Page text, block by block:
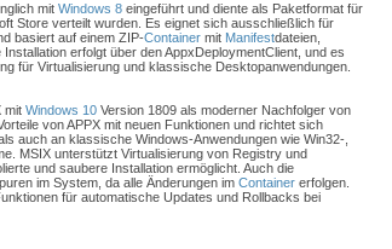
mit Windows 8eingeführt und diente als Paketformat für
Store verteilt wurden. Es eignet sich ausschließlich für
basiert auf einem ZIP-Containermit Manifestdateien,
erfolgt über den AppxDeploymentClient, und es
für Virtualisierung und klassische Desktopanwendungen.
mit Windows 10Version 1809 als moderner Nachfolger von
von APPX mit neuen Funktionen und richtet sich
auch an klassische Windows-Anwendungen wie Win32-,
MSIX unterstützt Virtualisierung von Registry und
und saubere Installation ermöglicht. Auch die
im System, da alle Änderungen im Containererfolgen.
für automatische Updates und Rollbacks bei